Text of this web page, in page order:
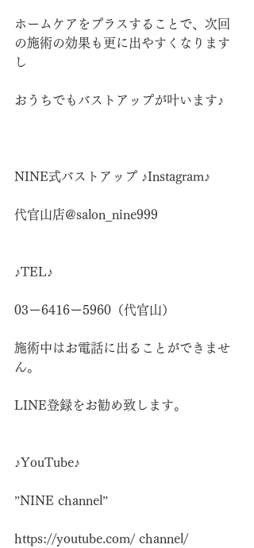
ホームケアをプラスすることで、次回
の施術の効果も更に出やすくなります
し
おうちでもバストアップが叶います♪
NINE式バストアップ ♪Instagram♪
代官山店@salon_nine999
♪TEL♪
03ー6416ー5960（代官山）
施術中はお電話に出ることができませ
ん。
LINE登録をお勧め致します。
♪YouTube♪
”NINE channel”
https://youtube.com/ channel/